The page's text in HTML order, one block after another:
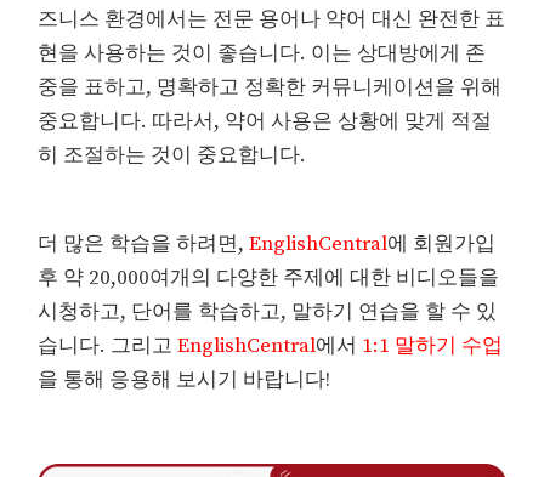
즈니스 환경에서는 전문 용어나 약어 대신 완전한 표
현을 사용하는 것이 좋습니다. 이는 상대방에게 존
중을 표하고, 명확하고 정확한 커뮤니케이션을 위해
중요합니다. 따라서, 약어 사용은 상황에 맞게 적절
히 조절하는 것이 중요합니다.
더 많은 학습을 하려면,EnglishCentral에 회원가입
후 약 20,000여개의 다양한 주제에 대한 비디오들을
시청하고, 단어를 학습하고, 말하기 연습을 할 수 있
습니다. 그리고EnglishCentral에서 1:1 말하기 수업
을 통해 응용해 보시기 바랍니다!